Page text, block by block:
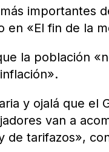
importantes
en «El fin de la
la población
y ojalá que el
van a
de tarifazos»,